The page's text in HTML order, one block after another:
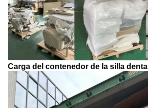
Carga del contenedor de la silla dental